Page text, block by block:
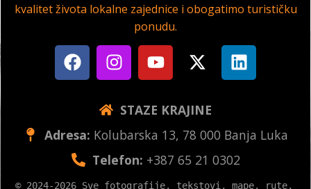
kvalitet života lokalne zajednice i obogatimo turističku
ponudu.
STAZE KRAJINE
Adresa: Kolubarska 13, 78 000 Banja Luka
Telefon: +387 65 21 0302
© 2024-2026 Sve fotografije, tekstovi, mape, rute,